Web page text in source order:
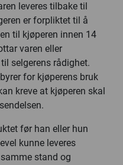
leveres tilbake til
er forpliktet til å
til kjøperen innen 14
varen eller
selgerens rådighet.
for kjøperens bruk
kreve at kjøperen skal
før han eller hun
kunne leveres
stand og